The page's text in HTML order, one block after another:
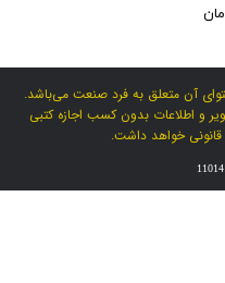
آن متعلق به فرد صنعت می‌باشد.
و اطلاعات بدون کسب اجازه کتبی
خواهد داشت.